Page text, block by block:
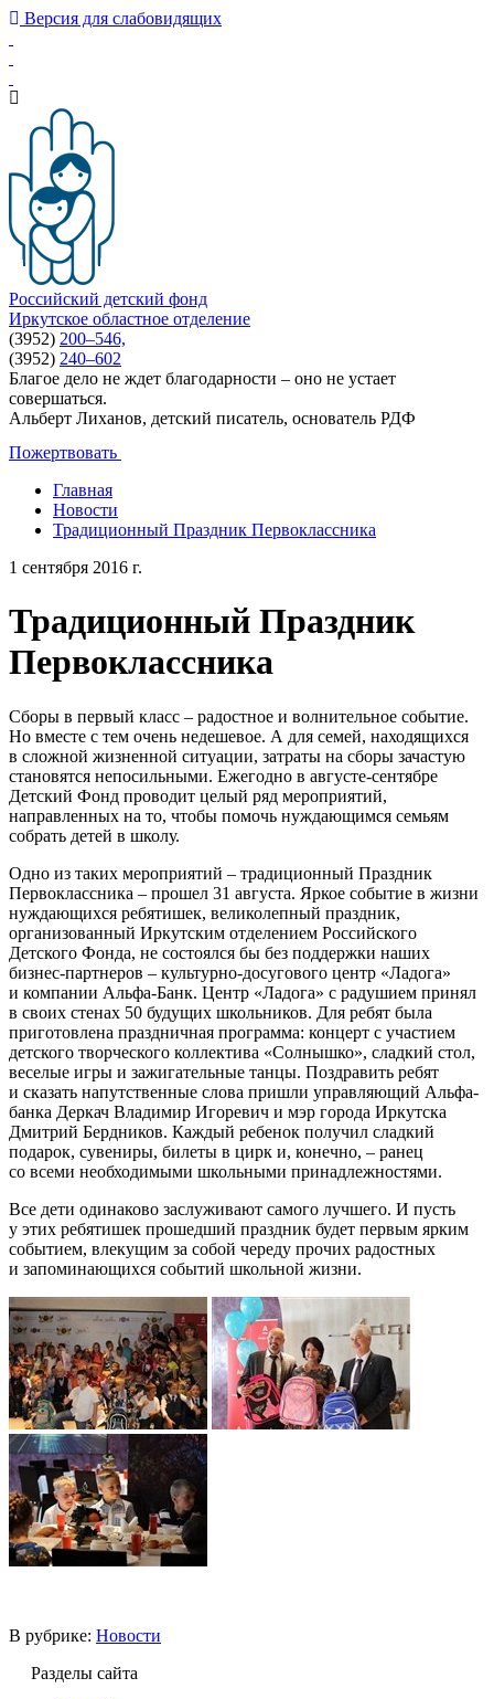
Версия для слабовидящих
Российский детский фонд
Иркутское областное отделение
(3952) 200–546,
(3952) 240–602
Благое дело не ждет благодарности – оно не устает
совершаться.
Альберт Лиханов, детский писатель, основатель РДФ
Пожертвовать
Главная
Новости
Традиционный Праздник Первоклассника
1 сентября 2016 г.
Традиционный Праздник
Первоклассника
Сборы в первый класс – радостное и волнительное событие.
Но вместе с тем очень недешевое. А для семей, находящихся
в сложной жизненной ситуации, затраты на сборы зачастую
становятся непосильными. Ежегодно в августе-сентябре
Детский Фонд проводит целый ряд мероприятий,
направленных на то, чтобы помочь нуждающимся семьям
собрать детей в школу.
Одно из таких мероприятий – традиционный Праздник
Первоклассника – прошел 31 августа. Яркое событие в жизни
нуждающихся ребятишек, великолепный праздник,
организованный Иркутским отделением Российского
Детского Фонда, не состоялся бы без поддержки наших
бизнес-партнеров – культурно-досугового центр «Ладога»
и компании Альфа-Банк. Центр «Ладога» с радушием принял
в своих стенах 50 будущих школьников. Для ребят была
приготовлена праздничная программа: концерт с участием
детского творческого коллектива «Солнышко», сладкий стол,
веселые игры и зажигательные танцы. Поздравить ребят
и сказать напутственные слова пришли управляющий Альфа-
банка Деркач Владимир Игоревич и мэр города Иркутска
Дмитрий Бердников. Каждый ребенок получил сладкий
подарок, сувениры, билеты в цирк и, конечно, – ранец
со всеми необходимыми школьными принадлежностями.
Все дети одинаково заслуживают самого лучшего. И пусть
у этих ребятишек прошедший праздник будет первым ярким
событием, влекущим за собой череду прочих радостных
и запоминающихся событий школьной жизни.
В рубрике: Новости
Разделы сайта